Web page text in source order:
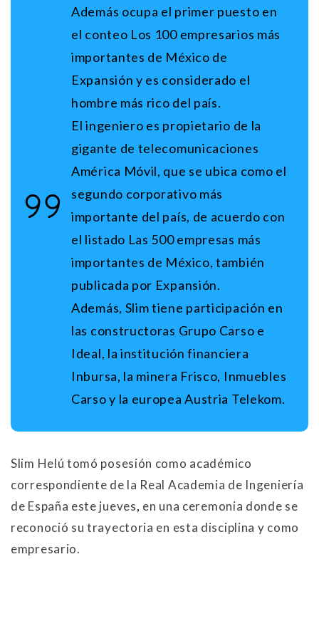
Además ocupa el primer puesto en
el conteo Los 100 empresarios más
importantes de México de
Expansión y es considerado el
hombre más rico del país.
El ingeniero es propietario de la
gigante de telecomunicaciones
América Móvil, que se ubica como el
segundo corporativo más
importante del país, de acuerdo con
el listado Las 500 empresas más
importantes de México, también
publicada por Expansión.
Además, Slim tiene participación en
las constructoras Grupo Carso e
Ideal, la institución financiera
Inbursa, la minera Frisco, Inmuebles
Carso y la europea Austria Telekom.
Slim Helú tomó posesión como académico
correspondiente de la Real Academia de Ingeniería
de España este jueves, en una ceremonia donde se
reconoció su trayectoria en esta disciplina y como
empresario.